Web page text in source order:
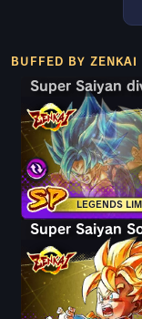
BUFFED BY
LEGENDS